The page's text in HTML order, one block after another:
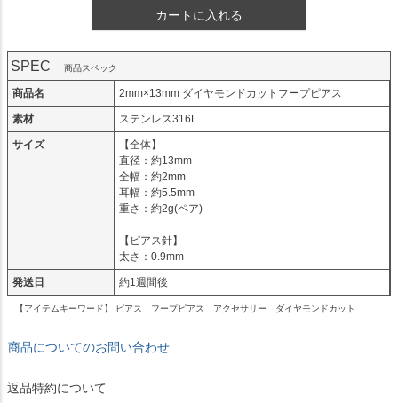
カートに入れる
SPEC 商品スペック
商品名 2mm×13mm ダイヤモンドカットフープピアス
素材 ステンレス316L
サイズ
【全体】
直径：約13mm
全幅：約2mm
耳幅：約5.5mm
重さ：約2g(ペア)
【ピアス針】
太さ：0.9mm
発送日 約1週間後
【アイテムキーワード】 ピアス フープピアス アクセサリー ダイヤモンドカット
商品についてのお問い合わせ
返品特約について